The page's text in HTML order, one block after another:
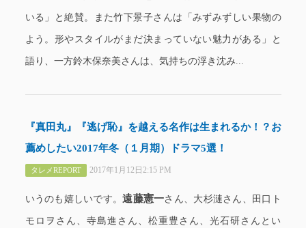
いる」と絶賛。また竹下景子さんは「みずみずしい果物の
よう。形やスタイルがまだ決まっていない魅力がある」と
語り、一方鈴木保奈美さんは、気持ちの浮き沈み...
『真田丸』『逃げ恥』を越える名作は生まれるか！？お
薦めしたい2017年冬（１月期）ドラマ5選！
タレメREPORT 2017年1月12日2:15 PM
いうのも嬉しいです。遠藤憲一さん、大杉漣さん、田口ト
モロヲさん、寺島進さん、松重豊さん、光石研さんとい